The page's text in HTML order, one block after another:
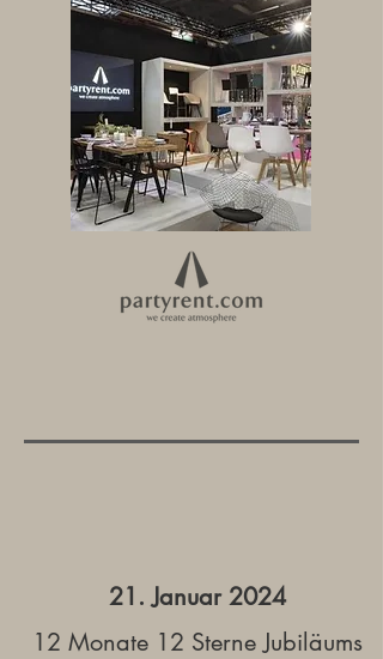
21. Januar 2024
12 Monate 12 Sterne Jubiläums